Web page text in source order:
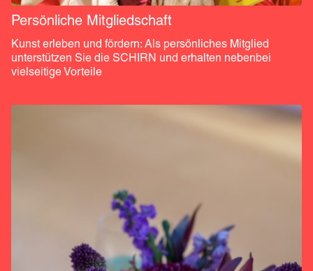
Persönliche Mitgliedschaft
Kunst erleben und fördern: Als persönliches Mitglied
unterstützen Sie die SCHIRN und erhalten nebenbei
vielseitige Vorteile